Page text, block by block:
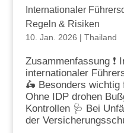
Internationaler
Regeln & Risiken
10. Jan. 2026 | Thailand
Zusammenfassung ❗
internationaler
🛵 Besonders
Ohne IDP drohen
Kontrollen 🩺 Bei
der